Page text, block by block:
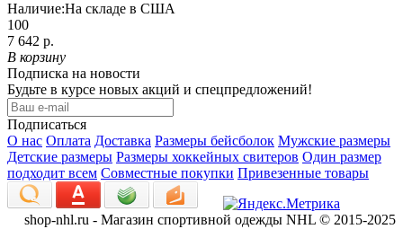
Наличие:На складе в США
100
7 642 р.
В корзину
Подписка на новости
Будьте в курсе новых акций и спецпредложений!
Подписаться
О нас Оплата Доставка Размеры бейсболок Мужские размеры
Детские размеры Размеры хоккейных свитеров Один размер
подходит всем Совместные покупки Привезенные товары
shop-nhl.ru - Магазин спортивной одежды NHL © 2015-2025